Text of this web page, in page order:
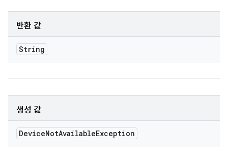
반환 값
String
생성 값
DeviceNotAvailableException